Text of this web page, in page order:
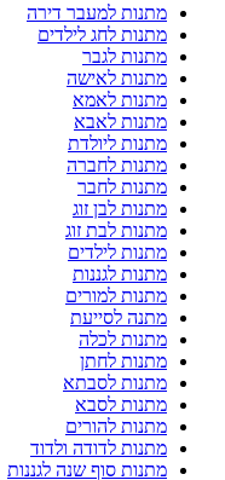
מתנות למעבר דירה
מתנות לחג לילדים
מתנות לגבר
מתנות לאישה
מתנות לאמא
מתנות לאבא
מתנות ליולדת
מתנות לחברה
מתנות לחבר
מתנות לבן זוג
מתנות לבת זוג
מתנות לילדים
מתנות לגננות
מתנות למורים
מתנה לסייעת
מתנות לכלה
מתנות לחתן
מתנות לסבתא
מתנות לסבא
מתנות להורים
מתנות לדודה ולדוד
מתנות סוף שנה לגננות